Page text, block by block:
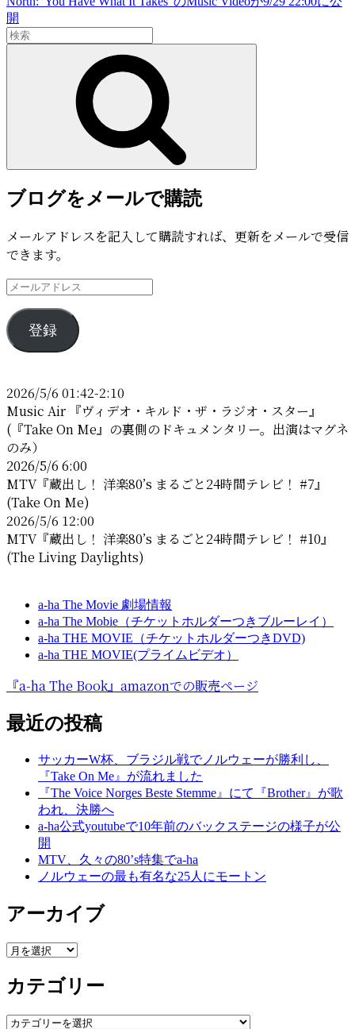
ー
シ
開
の
検
索:
ブログをメールで購読
メールアドレスを記入して購読すれば、更新をメールで受信
できます。
メ
ル
ア
ス
登録
2026/5/6 01:42-2:10
Music Air 『ヴィデオ・キルド・ザ・ラジオ・スター』
(『Take On Me』の裏側のドキュメンタリー。出演はマグネ
のみ）
2026/5/6 6:00
MTV『蔵出し！ 洋楽80’s まるごと24時間テレビ！ #7』
(Take On Me)
2026/5/6 12:00
MTV『蔵出し！ 洋楽80’s まるごと24時間テレビ！ #10』
(The Living Daylights)
a-ha The Movie 劇場情報
a-ha The Mobie（チケットホルダーつきブルーレイ）
a-ha THE MOVIE（チケットホルダーつきDVD)
a-ha THE MOVIE(プライムビデオ）
『a-ha The Book』amazonでの販売ページ
最近の投稿
サッカーW杯、ブラジル戦でノルウェーが勝利し、
『Take On Me』が流れました
『The Voice Norges Beste Stemme』にて『Brother』が歌
われ、決勝へ
a-ha公式youtubeで10年前のバックステージの様子が公
開
MTV、久々の80’s特集でa-ha
ノルウェーの最も有名な25人にモートン
アーカイブ
ア
カ
イ
ブ
カテゴリー
カ